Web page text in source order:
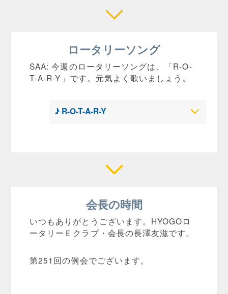
ロータリーソング
SAA: 今週のロータリーソングは、「R-O-
T-A-R-Y」です。元気よく歌いましょう。
♪ R-O-T-A-R-Y
会長の時間
いつもありがとうございます。HYOGOロ
ータリーＥクラブ・会長の長澤友滋です。
第251回の例会でございます。